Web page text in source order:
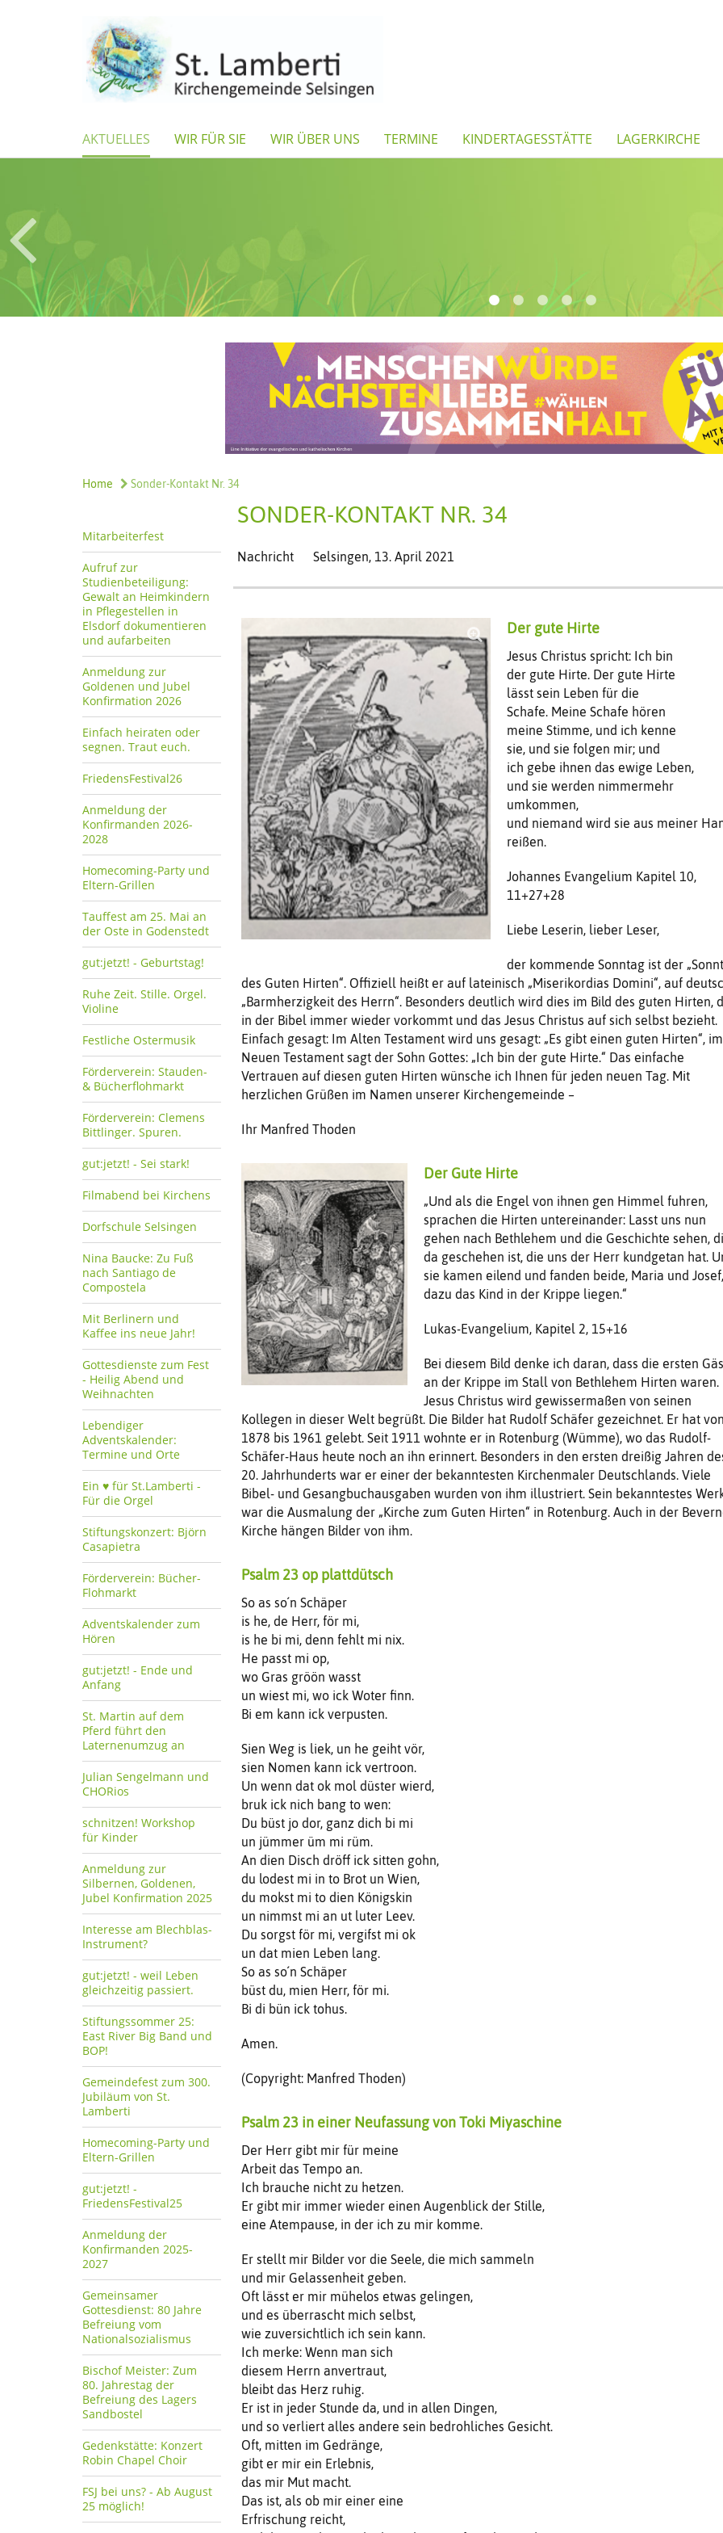
AKTUELLES WIR FÜR SIE WIR ÜBER UNS TERMINE KINDERTAGESSTÄTTE LAGERKIRCHE
Home Sonder-Kontakt Nr. 34
Mitarbeiterfest
Aufruf zur
Studienbeteiligung:
Gewalt an Heimkindern
in Pflegestellen in
Elsdorf dokumentieren
und aufarbeiten
Anmeldung zur
Goldenen und Jubel
Konfirmation 2026
Einfach heiraten oder
segnen. Traut euch.
FriedensFestival26
Anmeldung der
Konfirmanden 2026-
2028
Homecoming-Party und
Eltern-Grillen
Tauffest am 25. Mai an
der Oste in Godenstedt
gut:jetzt! - Geburtstag!
Ruhe Zeit. Stille. Orgel.
Violine
Festliche Ostermusik
Förderverein: Stauden-
& Bücherflohmarkt
Förderverein: Clemens
Bittlinger. Spuren.
gut:jetzt! - Sei stark!
Filmabend bei Kirchens
Dorfschule Selsingen
Nina Baucke: Zu Fuß
nach Santiago de
Compostela
Mit Berlinern und
Kaffee ins neue Jahr!
Gottesdienste zum Fest
- Heilig Abend und
Weihnachten
Lebendiger
Adventskalender:
Termine und Orte
Ein ♥️ für St.Lamberti -
Für die Orgel
Stiftungskonzert: Björn
Casapietra
Förderverein: Bücher-
Flohmarkt
Adventskalender zum
Hören
gut:jetzt! - Ende und
Anfang
St. Martin auf dem
Pferd führt den
Laternenumzug an
Julian Sengelmann und
CHORios
schnitzen! Workshop
für Kinder
Anmeldung zur
Silbernen, Goldenen,
Jubel Konfirmation 2025
Interesse am Blechblas-
Instrument?
gut:jetzt! - weil Leben
gleichzeitig passiert.
Stiftungssommer 25:
East River Big Band und
BOP!
Gemeindefest zum 300.
Jubiläum von St.
Lamberti
Homecoming-Party und
Eltern-Grillen
gut:jetzt! -
FriedensFestival25
Anmeldung der
Konfirmanden 2025-
2027
Gemeinsamer
Gottesdienst: 80 Jahre
Befreiung vom
Nationalsozialismus
Bischof Meister: Zum
80. Jahrestag der
Befreiung des Lagers
Sandbostel
Gedenkstätte: Konzert
Robin Chapel Choir
FSJ bei uns? - Ab August
25 möglich!
SONDER-KONTAKT NR. 34
Nachricht Selsingen, 13. April 2021
Der gute Hirte
Jesus Christus spricht: Ich bin
der gute Hirte. Der gute Hirte
lässt sein Leben für die
Schafe. Meine Schafe hören
meine Stimme, und ich kenne
sie, und sie folgen mir; und
ich gebe ihnen das ewige Leben,
und sie werden nimmermehr
umkommen,
und niemand wird sie aus meiner
reißen.
Johannes Evangelium Kapitel 10,
11+27+28
Liebe Leserin, lieber Leser,
der kommende Sonntag ist der
des Guten Hirten“. Offiziell heißt er auf lateinisch „Miserikordias Domini“, auf
„Barmherzigkeit des Herrn“. Besonders deutlich wird dies im Bild des guten Hirten,
in der Bibel immer wieder vorkommt und das Jesus Christus auf sich selbst bezieht.
Einfach gesagt: Im Alten Testament wird uns gesagt: „Es gibt einen guten Hirten“, im
Neuen Testament sagt der Sohn Gottes: „Ich bin der gute Hirte.“ Das einfache
Vertrauen auf diesen guten Hirten wünsche ich Ihnen für jeden neuen Tag. Mit
herzlichen Grüßen im Namen unserer Kirchengemeinde –
Ihr Manfred Thoden
Der Gute Hirte
„Und als die Engel von ihnen gen Himmel fuhren,
sprachen die Hirten untereinander: Lasst uns nun
gehen nach Bethlehem und die Geschichte sehen,
da geschehen ist, die uns der Herr kundgetan hat.
sie kamen eilend und fanden beide, Maria und Josef,
dazu das Kind in der Krippe liegen.“
Lukas-Evangelium, Kapitel 2, 15+16
Bei diesem Bild denke ich daran, dass die ersten
an der Krippe im Stall von Bethlehem Hirten waren.
Jesus Christus wird gewissermaßen von seinen
Kollegen in dieser Welt begrüßt. Die Bilder hat Rudolf Schäfer gezeichnet. Er hat von
1878 bis 1961 gelebt. Seit 1911 wohnte er in Rotenburg (Wümme), wo das Rudolf-
Schäfer-Haus heute noch an ihn erinnert. Besonders in den ersten dreißig Jahren
20. Jahrhunderts war er einer der bekanntesten Kirchenmaler Deutschlands. Viele
Bibel- und Gesangbuchausgaben wurden von ihm illustriert. Sein bekanntestes
war die Ausmalung der „Kirche zum Guten Hirten“ in Rotenburg. Auch in der
Kirche hängen Bilder von ihm.
Psalm 23 op plattdütsch
So as so´n Schäper
is he, de Herr, för mi,
is he bi mi, denn fehlt mi nix.
He passt mi op,
wo Gras gröön wasst
un wiest mi, wo ick Woter finn.
Bi em kann ick verpusten.
Sien Weg is liek, un he geiht vör,
sien Nomen kann ick vertroon.
Un wenn dat ok mol düster wierd,
bruk ick nich bang to wen:
Du büst jo dor, ganz dich bi mi
un jümmer üm mi rüm.
An dien Disch dröff ick sitten gohn,
du lodest mi in to Brot un Wien,
du mokst mi to dien Königskin
un nimmst mi an ut luter Leev.
Du sorgst för mi, vergifst mi ok
un dat mien Leben lang.
So as so´n Schäper
büst du, mien Herr, för mi.
Bi di bün ick tohus.
Amen.
(Copyright: Manfred Thoden)
Psalm 23 in einer Neufassung von Toki Miyaschine
Der Herr gibt mir für meine
Arbeit das Tempo an.
Ich brauche nicht zu hetzen.
Er gibt mir immer wieder einen Augenblick der Stille,
eine Atempause, in der ich zu mir komme.
Er stellt mir Bilder vor die Seele, die mich sammeln
und mir Gelassenheit geben.
Oft lässt er mir mühelos etwas gelingen,
und es überrascht mich selbst,
wie zuversichtlich ich sein kann.
Ich merke: Wenn man sich
diesem Herrn anvertraut,
bleibt das Herz ruhig.
Er ist in jeder Stunde da, und in allen Dingen,
und so verliert alles andere sein bedrohliches Gesicht.
Oft, mitten im Gedränge,
gibt er mir ein Erlebnis,
das mir Mut macht.
Das ist, als ob mir einer eine
Erfrischung reicht,